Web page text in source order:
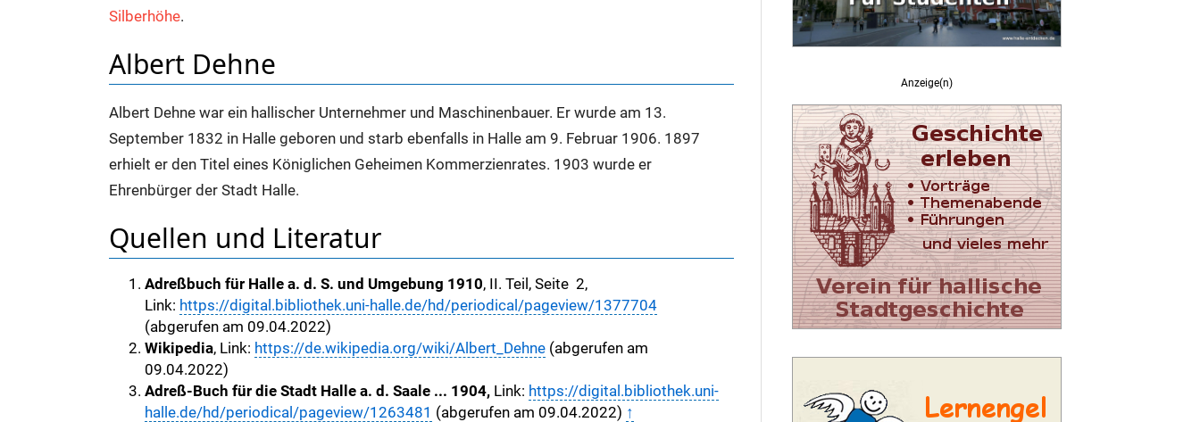
Silberhöhe.
Albert Dehne
Albert Dehne war ein hallischer Unternehmer und Maschinenbauer. Er wurde am 13.
September 1832 in Halle geboren und starb ebenfalls in Halle am 9. Februar 1906. 1897
erhielt er den Titel eines Königlichen Geheimen Kommerzienrates. 1903 wurde er
Ehrenbürger der Stadt Halle.
Quellen und Literatur
Adreßbuch für Halle a. d. S. und Umgebung 1910, II. Teil, Seite 2,
Link: https://digital.bibliothek.uni-halle.de/hd/periodical/pageview/1377704
(abgerufen am 09.04.2022)
Wikipedia, Link: https://de.wikipedia.org/wiki/Albert_Dehne (abgerufen am
09.04.2022)
Adreß-Buch für die Stadt Halle a. d. Saale ... 1904, Link: https://digital.bibliothek.uni-
halle.de/hd/periodical/pageview/1263481 (abgerufen am 09.04.2022) ↑
Anzeige(n)